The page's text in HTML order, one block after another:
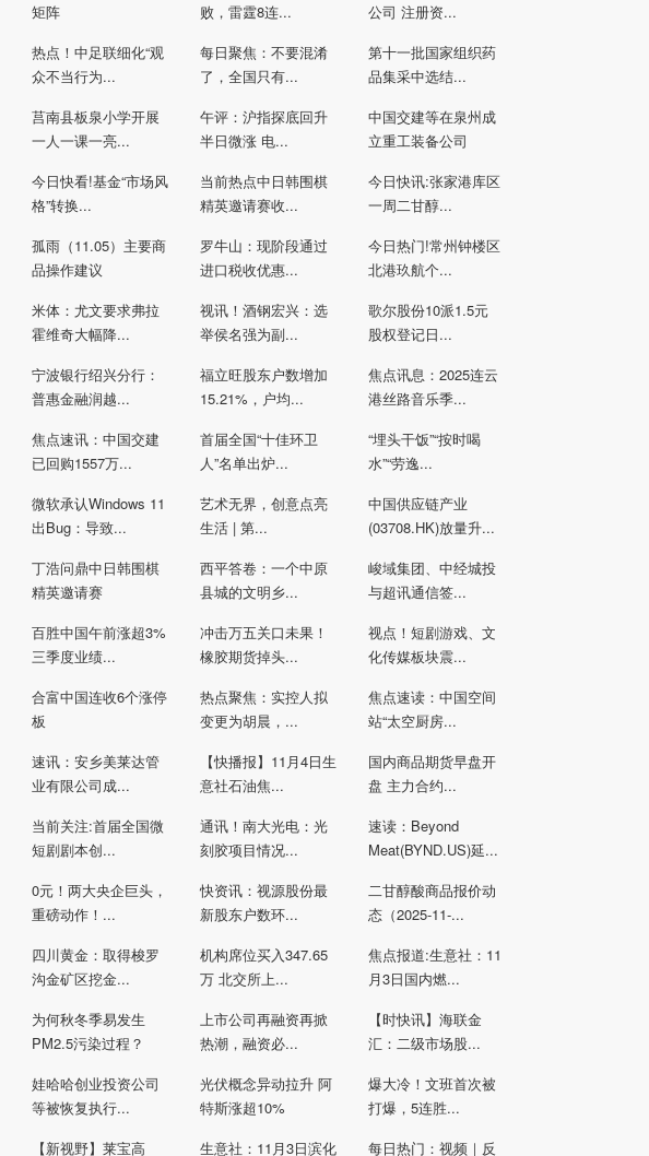
矩阵
败，雷霆8连...
公司 注册资...
热点！中足联细化“观
众不当行为...
每日聚焦：不要混淆
了，全国只有...
第十一批国家组织药
品集采中选结...
莒南县板泉小学开展
一人一课一亮...
午评：沪指探底回升
半日微涨 电...
中国交建等在泉州成
立重工装备公司
今日快看!基金“市场风
格”转换...
当前热点中日韩围棋
精英邀请赛收...
今日快讯:张家港库区
一周二甘醇...
孤雨（11.05）主要商
品操作建议
罗牛山：现阶段通过
进口税收优惠...
今日热门!常州钟楼区
北港玖航个...
米体：尤文要求弗拉
霍维奇大幅降...
视讯！酒钢宏兴：选
举侯名强为副...
歌尔股份10派1.5元
股权登记日...
宁波银行绍兴分行：
普惠金融润越...
福立旺股东户数增加
15.21%，户均...
焦点讯息：2025连云
港丝路音乐季...
焦点速讯：中国交建
已回购1557万...
首届全国“十佳环卫
人”名单出炉...
“埋头干饭”“按时喝
水”“劳逸...
微软承认Windows 11
出Bug：导致...
艺术无界，创意点亮
生活 | 第...
中国供应链产业
(03708.HK)放量升...
丁浩问鼎中日韩围棋
精英邀请赛
西平答卷：一个中原
县城的文明乡...
峻域集团、中经城投
与超讯通信签...
百胜中国午前涨超3%
三季度业绩...
冲击万五关口未果！
橡胶期货掉头...
视点！短剧游戏、文
化传媒板块震...
合富中国连收6个涨停
板
热点聚焦：实控人拟
变更为胡晨，...
焦点速读：中国空间
站“太空厨房...
速讯：安乡美莱达管
业有限公司成...
【快播报】11月4日生
意社石油焦...
国内商品期货早盘开
盘 主力合约...
当前关注:首届全国微
短剧剧本创...
通讯！南大光电：光
刻胶项目情况...
速读：Beyond
Meat(BYND.US)延...
0元！两大央企巨头，
重磅动作！...
快资讯：视源股份最
新股东户数环...
二甘醇酸商品报价动
态（2025-11-...
四川黄金：取得梭罗
沟金矿区挖金...
机构席位买入347.65
万 北交所上...
焦点报道:生意社：11
月3日国内燃...
为何秋冬季易发生
PM2.5污染过程？
上市公司再融资再掀
热潮，融资必...
【时快讯】海联金
汇：二级市场股...
娃哈哈创业投资公司
等被恢复执行...
光伏概念异动拉升 阿
特斯涨超10%
爆大冷！文班首次被
打爆，5连胜...
【新视野】莱宝高 生意社：11月3日滨化 每日热门：视频｜反